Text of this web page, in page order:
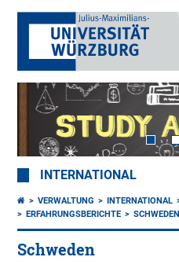
INTERNATIONAL
VERWALTUNG INTERNATIONAL
ERFAHRUNGSBERICHTE
SCHWEDEN
Schweden